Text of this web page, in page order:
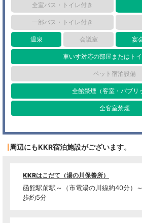
全室バス・トイレ付き
一部バス・トイレ付き
温泉 会議室 宴
車いす対応の部屋またはト
ペット宿泊設備
全館禁煙（客室・パブリ
全客室禁煙
周辺にもKKR宿泊施設がございます。
KKRはこだて（湯の川保養所）
函館駅前駅～（市電湯の川線約40分）
歩約5分